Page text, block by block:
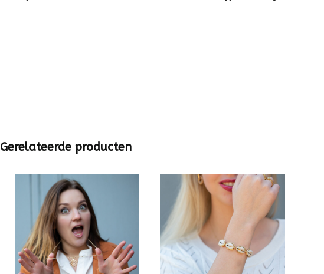
Gerelateerde producten